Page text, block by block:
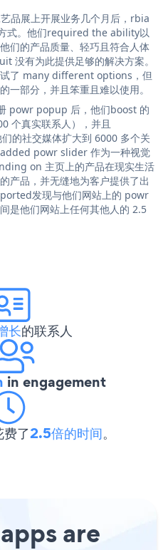
品展上开展业务几个月后，rbia
式。他们required the ability以
们的产品质量、轻巧且符合人体
没有为此提供足够的解决方案。
了 many different options，但
一部分，并且笨重且难以使用。
powr popup 后，他们boost 的
个真实联系人），并且
的社交媒体扩大到 6000 多个关
powr slider 作为一种视觉
on 主页上的产品在现实生活
产品，并无缝地为客户提供了出
发现与他们网站上的 powr
是他们网站上任何其他人的 2.5
长的联系人
in engagement
了2.5倍的时间。
are